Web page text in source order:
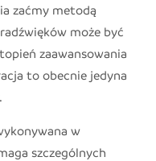
zaćmy metodą
może być
zaawansowania
to obecnie jedyna
w
szczególnych